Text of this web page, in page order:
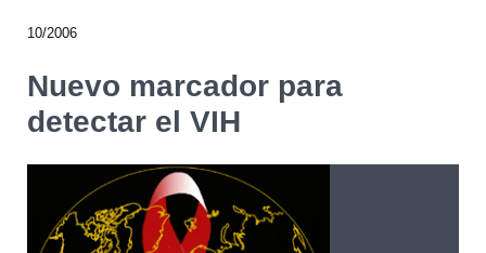
English Català
10/2006
Nuevo marcador para
detectar el VIH